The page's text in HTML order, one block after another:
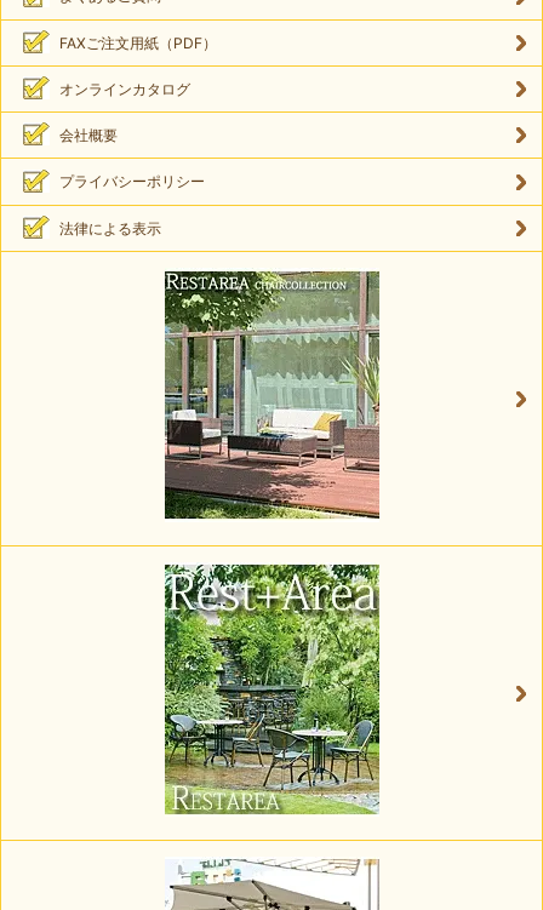
FAXご注文用紙（PDF）
オンラインカタログ
会社概要
プライバシーポリシー
法律による表示